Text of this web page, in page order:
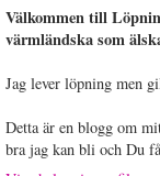
Välkommen till
värmländska som
Jag lever löpning men
Detta är en blogg om
bra jag kan bli och Du